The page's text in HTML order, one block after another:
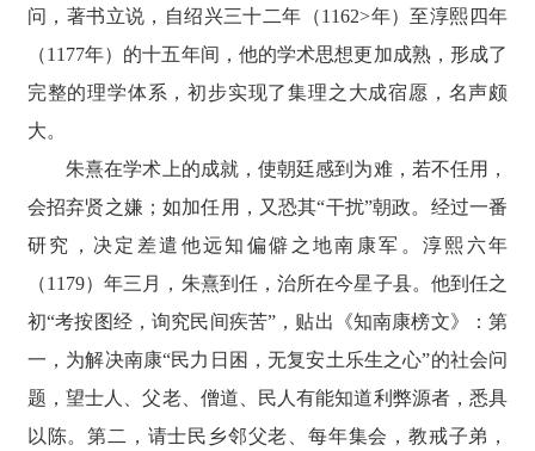
问，著书立说，自绍兴三十二年（1162>年）至淳熙四年
（1177年）的十五年间，他的学术思想更加成熟，形成了
完整的理学体系，初步实现了集理之大成宿愿，名声颇
大。
朱熹在学术上的成就，使朝廷感到为难，若不任用，
会招弃贤之嫌；如加任用，又恐其“干扰”朝政。经过一番
研究，决定差遣他远知偏僻之地南康军。淳熙六年
（1179）年三月，朱熹到任，治所在今星子县。他到任之
初“考按图经，询究民间疾苦”，贴出《知南康榜文》：第
一，为解决南康“民力日困，无复安土乐生之心”的社会问
题，望士人、父老、僧道、民人有能知道利弊源者，悉具
以陈。第二，请士民乡邻父老、每年集会，教戒子弟，